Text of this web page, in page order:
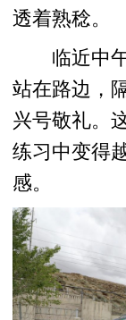
透着熟稔。
临近中午
站在路边，
兴号敬礼。
练习中变得
感。